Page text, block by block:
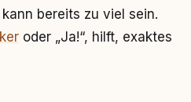
bereits zu viel sein.
oder „Ja!“, hilft, exaktes